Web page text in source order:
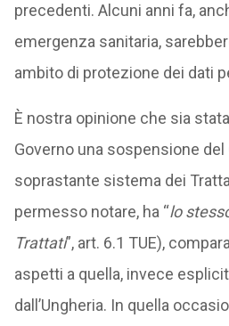
precedenti. Alcuni anni fa,
emergenza sanitaria,
ambito di protezione dei dati
È nostra opinione che sia
Governo una sospensione del
soprastante sistema dei
permesso notare, ha “lo
Trattati”, art. 6.1 TUE),
aspetti a quella, invece
dall’Ungheria. In quella